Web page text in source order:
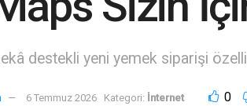
destekli yeni yemek siparişi
6 Temmuz 2026 Kategori: İnternet 0